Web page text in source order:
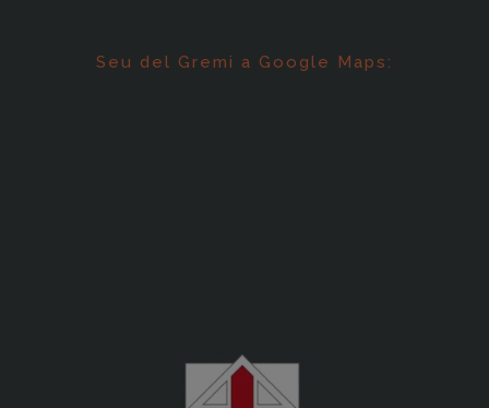
Seu del Gremi a Google Maps: